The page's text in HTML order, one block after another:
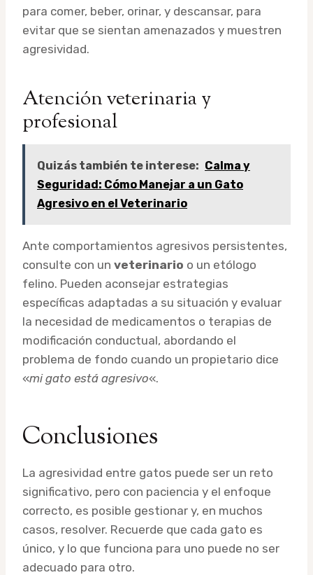
para comer, beber, orinar, y descansar, para
evitar que se sientan amenazados y muestren
agresividad.
Atención veterinaria y
profesional
Quizás también te interese: Calma y
Seguridad: Cómo Manejar a un Gato
Agresivo en el Veterinario
Ante comportamientos agresivos persistentes,
consulte con un veterinario o un etólogo
felino. Pueden aconsejar estrategias
específicas adaptadas a su situación y evaluar
la necesidad de medicamentos o terapias de
modificación conductual, abordando el
problema de fondo cuando un propietario dice
«mi gato está agresivo«.
Conclusiones
La agresividad entre gatos puede ser un reto
significativo, pero con paciencia y el enfoque
correcto, es posible gestionar y, en muchos
casos, resolver. Recuerde que cada gato es
único, y lo que funciona para uno puede no ser
adecuado para otro.